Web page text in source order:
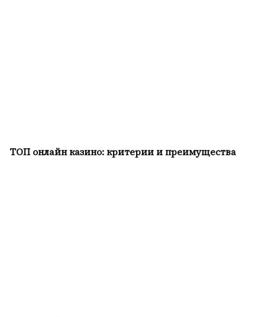
ТОП онлайн казино: критерии и преимущества